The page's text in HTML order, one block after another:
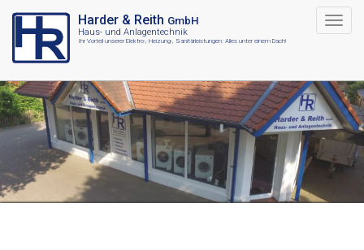
Harder & Reith GmbH
Haus- und Anlagentechnik
Ihr Vorteil unserer Elektro-, Heizung-, Sanitärleistungen: Alles unter einem Dach!